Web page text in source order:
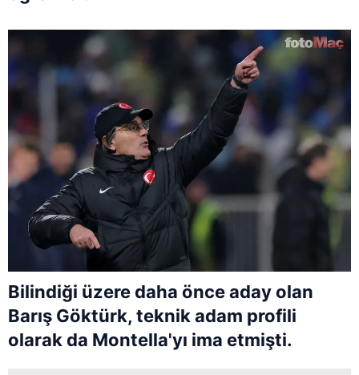
Bilindiği üzere daha önce aday olan
Barış Göktürk, teknik adam profili
olarak da Montella'yı ima etmişti.